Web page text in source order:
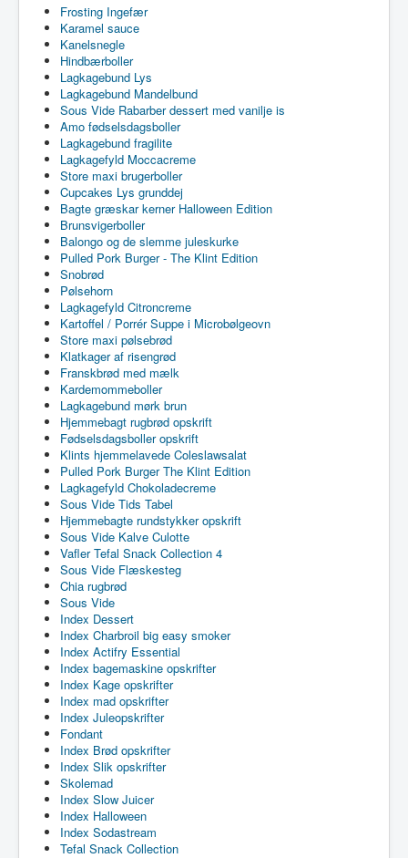
Frosting Ingefær
Karamel sauce
Kanelsnegle
Hindbærboller
Lagkagebund Lys
Lagkagebund Mandelbund
Sous Vide Rabarber dessert med vanilje is
Amo fødselsdagsboller
Lagkagebund fragilite
Lagkagefyld Moccacreme
Store maxi brugerboller
Cupcakes Lys grunddej
Bagte græskar kerner Halloween Edition
Brunsvigerboller
Balongo og de slemme juleskurke
Pulled Pork Burger - The Klint Edition
Snobrød
Pølsehorn
Lagkagefyld Citroncreme
Kartoffel / Porrér Suppe i Microbølgeovn
Store maxi pølsebrød
Klatkager af risengrød
Franskbrød med mælk
Kardemommeboller
Lagkagebund mørk brun
Hjemmebagt rugbrød opskrift
Fødselsdagsboller opskrift
Klints hjemmelavede Coleslawsalat
Pulled Pork Burger The Klint Edition
Lagkagefyld Chokoladecreme
Sous Vide Tids Tabel
Hjemmebagte rundstykker opskrift
Sous Vide Kalve Culotte
Vafler Tefal Snack Collection 4
Sous Vide Flæskesteg
Chia rugbrød
Sous Vide
Index Dessert
Index Charbroil big easy smoker
Index Actifry Essential
Index bagemaskine opskrifter
Index Kage opskrifter
Index mad opskrifter
Index Juleopskrifter
Fondant
Index Brød opskrifter
Index Slik opskrifter
Skolemad
Index Slow Juicer
Index Halloween
Index Sodastream
Tefal Snack Collection